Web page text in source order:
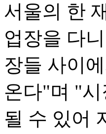
서울의 한
업장을 다
장들 사이
온다"며 "
될 수 있어